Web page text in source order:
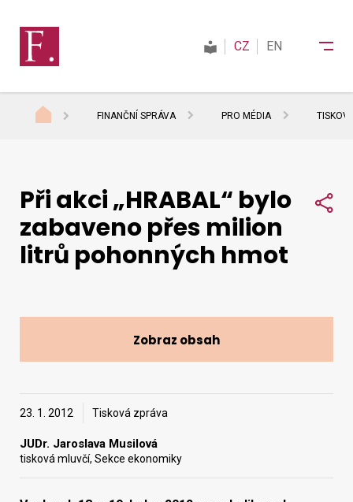
Daně
Mezinárodní spolupráce
Vyhledat na webu
CZ EN
FINANČNÍ SPRÁVA PRO MÉDIA
23. 1. 2012 Tisková zpráva
JUDr. Jaroslava Musilová
tisková mluvčí, Sekce ekonomiky
Při akci „HRABAL“ bylo
zabaveno přes milion
litrů pohonných hmot
Zobraz obsah